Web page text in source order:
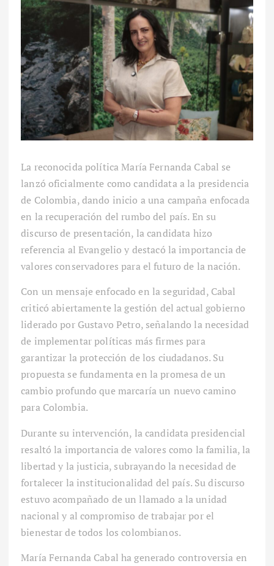
La reconocida política María Fernanda Cabal se
lanzó oficialmente como candidata a la presidencia
de Colombia, dando inicio a una campaña enfocada
en la recuperación del rumbo del país. En su
discurso de presentación, la candidata hizo
referencia al Evangelio y destacó la importancia de
valores conservadores para el futuro de la nación.
Con un mensaje enfocado en la seguridad, Cabal
criticó abiertamente la gestión del actual gobierno
liderado por Gustavo Petro, señalando la necesidad
de implementar políticas más firmes para
garantizar la protección de los ciudadanos. Su
propuesta se fundamenta en la promesa de un
cambio profundo que marcaría un nuevo camino
para Colombia.
Durante su intervención, la candidata presidencial
resaltó la importancia de valores como la familia, la
libertad y la justicia, subrayando la necesidad de
fortalecer la institucionalidad del país. Su discurso
estuvo acompañado de un llamado a la unidad
nacional y al compromiso de trabajar por el
bienestar de todos los colombianos.
María Fernanda Cabal ha generado controversia en